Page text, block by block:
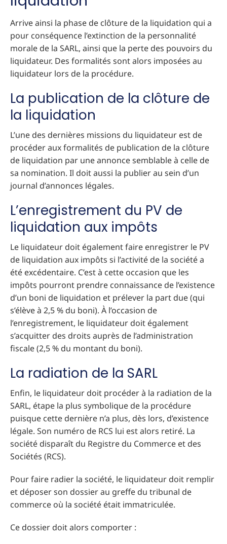
Arrive ainsi la phase de clôture de la liquidation qui a
pour conséquence l’extinction de la personnalité
morale de la SARL, ainsi que la perte des pouvoirs du
liquidateur. Des formalités sont alors imposées au
liquidateur lors de la procédure.
La publication de la clôture de
la liquidation
L’une des dernières missions du liquidateur est de
procéder aux formalités de publication de la clôture
de liquidation par une annonce semblable à celle de
sa nomination. Il doit aussi la publier au sein d’un
journal d’annonces légales.
L’enregistrement du PV de
liquidation aux impôts
Le liquidateur doit également faire enregistrer le PV
de liquidation aux impôts si l’activité de la société a
été excédentaire. C’est à cette occasion que les
impôts pourront prendre connaissance de l’existence
d’un boni de liquidation et prélever la part due (qui
s’élève à 2,5 % du boni). À l’occasion de
l’enregistrement, le liquidateur doit également
s’acquitter des droits auprès de l’administration
fiscale (2,5 % du montant du boni).
La radiation de la SARL
Enfin, le liquidateur doit procéder à la radiation de la
SARL, étape la plus symbolique de la procédure
puisque cette dernière n’a plus, dès lors, d’existence
légale. Son numéro de RCS lui est alors retiré. La
société disparaît du Registre du Commerce et des
Sociétés (RCS).
Pour faire radier la société, le liquidateur doit remplir
et déposer son dossier au greffe du tribunal de
commerce où la société était immatriculée.
Ce dossier doit alors comporter :